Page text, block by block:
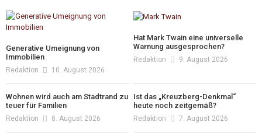
Generative Umeignung von
Immobilien
Redaktion 10. August 2026
Hat Mark Twain eine universelle
Warnung ausgesprochen?
Redaktion 9. August 2026
Wohnen wird auch am Stadtrand zu
teuer für Familien
Redaktion 8. August 2026
Ist das „Kreuzberg-Denkmal“
heute noch zeitgemäß?
Redaktion 7. August 2026